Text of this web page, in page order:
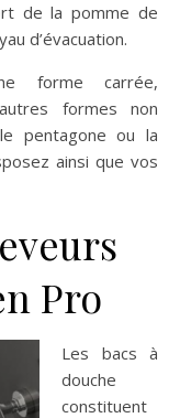
de la pomme de
d’évacuation.
forme carrée,
formes non
pentagone ou la
ainsi que vos
Pro
Les bacs à
douche
constituent